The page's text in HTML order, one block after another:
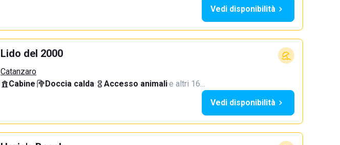
Vedi disponibilità
Lido del 2000
Catanzaro
Cabine· Doccia calda· Accesso animali·e altri 16…
Vedi disponibilità